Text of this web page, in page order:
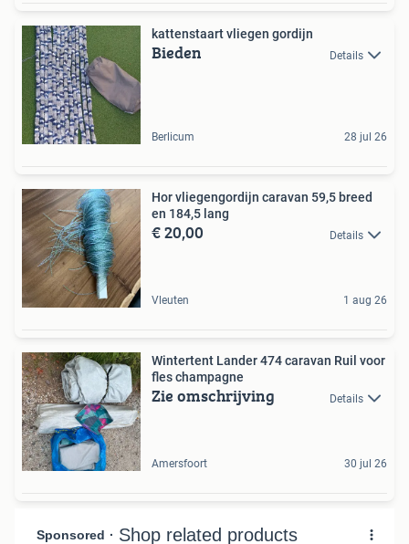
kattenstaart vliegen gordijn
Bieden Details
Berlicum 28 jul 26
Hor vliegengordijn caravan 59,5 breed
en 184,5 lang
€ 20,00 Details
Vleuten 1 aug 26
Wintertent Lander 474 caravan Ruil voor
fles champagne
Zie omschrijving Details
Amersfoort 30 jul 26